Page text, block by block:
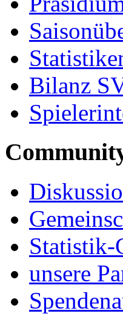
Bilanz
Statistik-
unsere